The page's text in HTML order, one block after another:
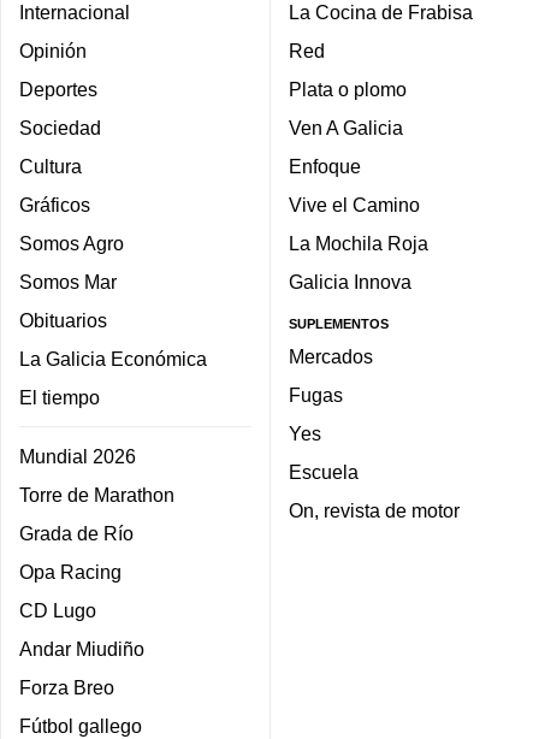
Internacional
Opinión
Deportes
Sociedad
Cultura
Gráficos
Somos Agro
Somos Mar
Obituarios
La Galicia Económica
El tiempo
Mundial 2026
Torre de Marathon
Grada de Río
Opa Racing
CD Lugo
Andar Miudiño
Forza Breo
Fútbol gallego
La Cocina de Frabisa
Red
Plata o plomo
Ven A Galicia
Enfoque
Vive el Camino
La Mochila Roja
Galicia Innova
SUPLEMENTOS
Mercados
Fugas
Yes
Escuela
On, revista de motor